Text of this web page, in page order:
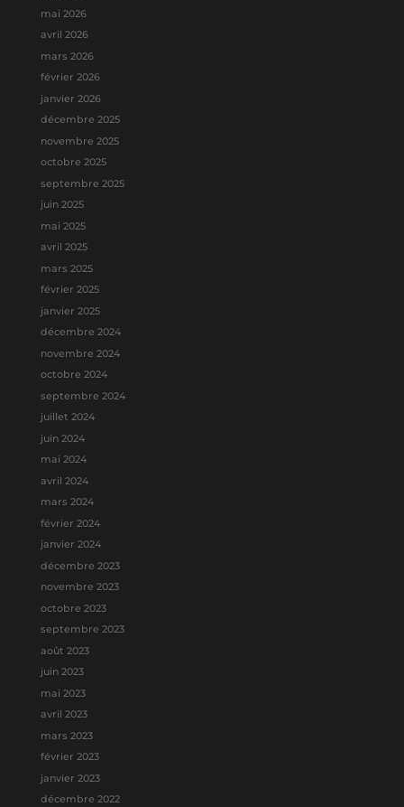
mai 2026
avril 2026
mars 2026
février 2026
janvier 2026
décembre 2025
novembre 2025
octobre 2025
septembre 2025
juin 2025
mai 2025
avril 2025
mars 2025
février 2025
janvier 2025
décembre 2024
novembre 2024
octobre 2024
septembre 2024
juillet 2024
juin 2024
mai 2024
avril 2024
mars 2024
février 2024
janvier 2024
décembre 2023
novembre 2023
octobre 2023
septembre 2023
août 2023
juin 2023
mai 2023
avril 2023
mars 2023
février 2023
janvier 2023
décembre 2022